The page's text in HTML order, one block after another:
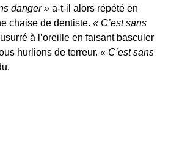
danger »a-t-il alors répété en
chaise de dentiste. « C’est sans
à l’oreille en faisant basculer
hurlions de terreur. « C’est sans